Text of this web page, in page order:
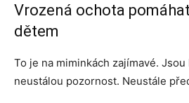
Vrozená ochota
dětem
To je na miminkách zajímavé.
neustálou pozornost. Neustále